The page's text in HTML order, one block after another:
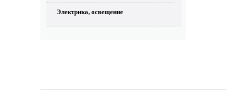
Электрика, освещение